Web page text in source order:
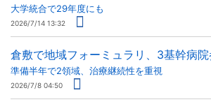
大学統合で29年度にも
2026/7/14 13:32
倉敷で地域フォーミュラリ、3基幹病
準備半年で2領域、治療継続性を重視
2026/7/8 04:50